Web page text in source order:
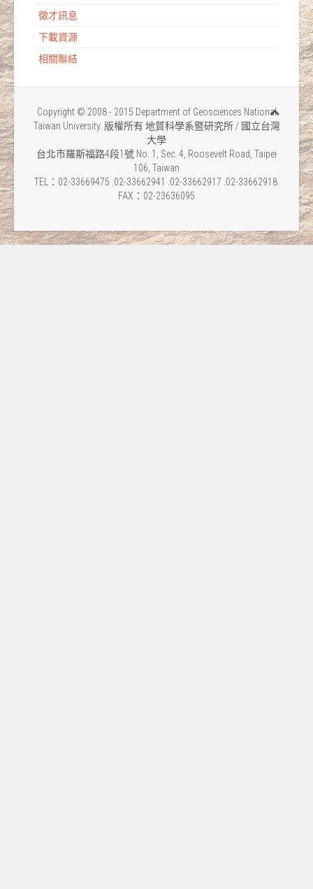
徵才訊息
下載資源
相關聯結
Copyright © 2008 - 2015 Department of Geosciences National
Taiwan University. 版權所有 地質科學系暨研究所 / 國立台灣
大學
台北市羅斯福路4段1號 No. 1, Sec. 4, Roosevelt Road, Taipei
106, Taiwan
TEL：02-33669475 .02-33662941 .02-33662917 .02-33662918.
FAX：02-23636095